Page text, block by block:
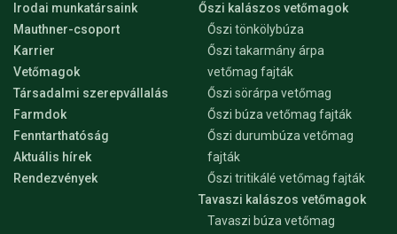
Irodai munkatársaink
Mauthner-csoport
Karrier
Vetőmagok
Társadalmi szerepvállalás
Farmdok
Fenntarthatóság
Aktuális hírek
Rendezvények
Őszi kalászos vetőmagok
Őszi tönkölybúza
Őszi takarmány árpa
vetőmag fajták
Őszi sörárpa vetőmag
Őszi búza vetőmag fajták
Őszi durumbúza vetőmag
fajták
Őszi tritikálé vetőmag fajták
Tavaszi kalászos vetőmagok
Tavaszi búza vetőmag